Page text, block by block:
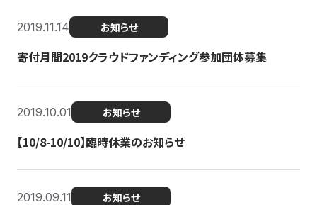
2019.11.14 お知らせ
寄付月間2019クラウドファンディング参加団体募集
2019.10.01 お知らせ
【10/8-10/10】臨時休業のお知らせ
2019.09.11 お知らせ